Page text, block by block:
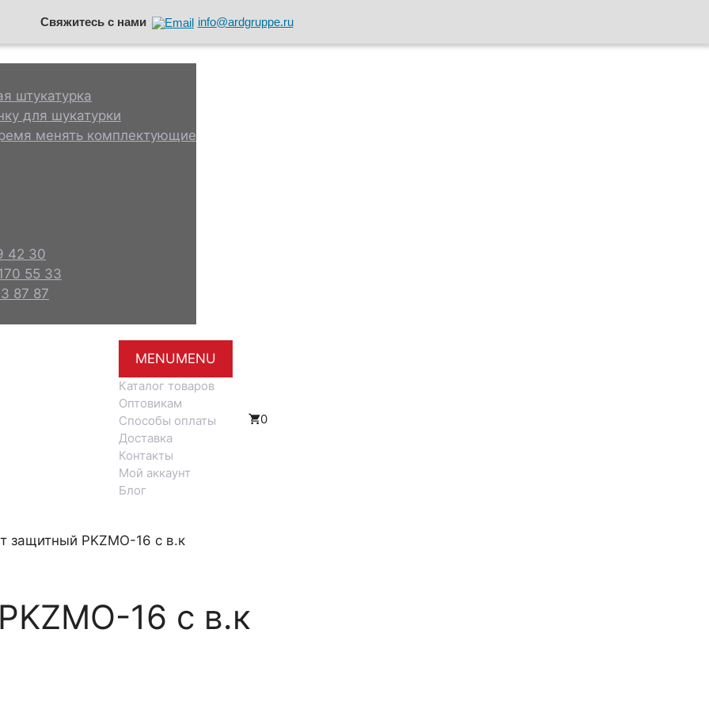
Свяжитесь с нами info@ardgruppe.ru
штукатурка
для шукатурки
менять комплектующие
42 30
55 33
87 87
MENUMENU
Каталог товаров
Оптовикам
Способы оплаты
Доставка
Контакты
Мой аккаунт
Блог
0
защитный PKZMO-16 с в.к
16 с в.к